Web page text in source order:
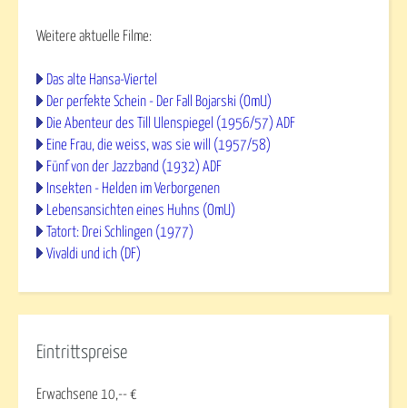
Weitere aktuelle Filme:
Das alte Hansa-Viertel
Der perfekte Schein - Der Fall Bojarski (OmU)
Die Abenteur des Till Ulenspiegel (1956/57) ADF
Eine Frau, die weiss, was sie will (1957/58)
Fünf von der Jazzband (1932) ADF
Insekten - Helden im Verborgenen
Lebensansichten eines Huhns (OmU)
Tatort: Drei Schlingen (1977)
Vivaldi und ich (DF)
Eintrittspreise
Erwachsene 10,-- €